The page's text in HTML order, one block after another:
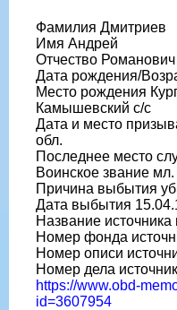
Фамилия Дмитриев
Имя Андрей
Отчество Романович
Дата рождения/
Место рождения
Камышевский с/с
Дата и место
обл.
Последнее место
Воинское звание
Причина выбытия
Дата выбытия
Название
Номер фонда
Номер описи
Номер дела
https://www.obd-
id=3607954